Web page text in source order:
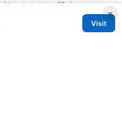
でもわかる設定
×
Visit